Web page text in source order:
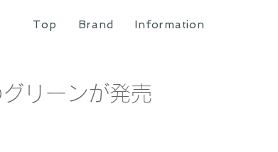
Top Brand Information
リーンが発売